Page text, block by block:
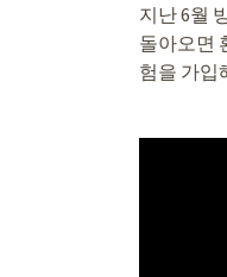
지난 6월
돌아오면
험을 가입